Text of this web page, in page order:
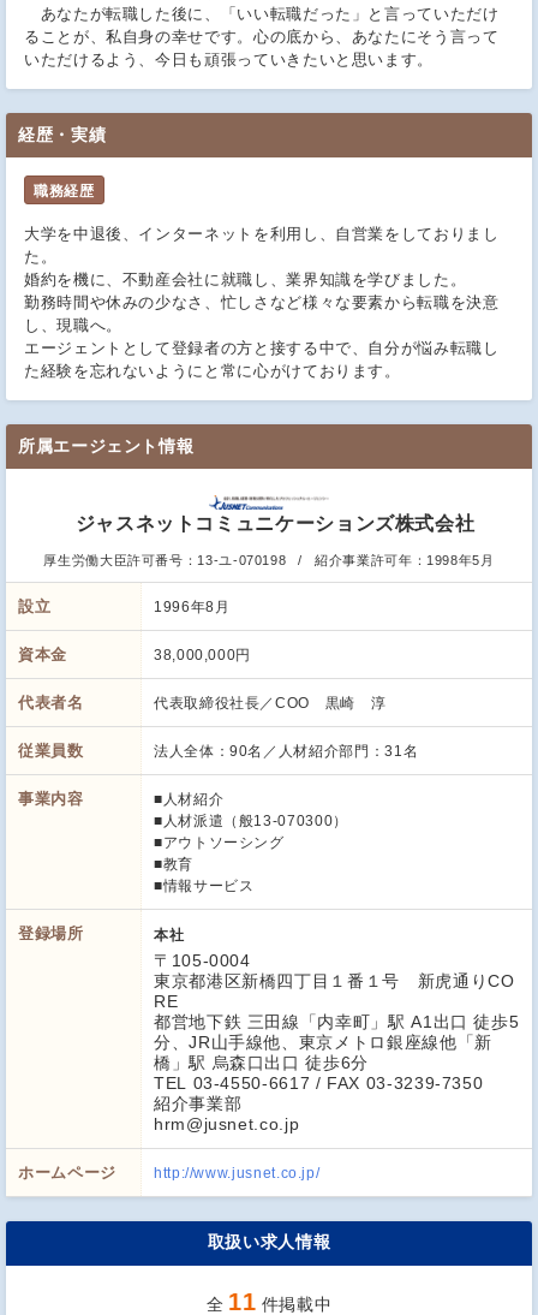
あなたが転職した後に、「いい転職だった」と言っていただけ
ることが、私自身の幸せです。心の底から、あなたにそう言って
いただけるよう、今日も頑張っていきたいと思います。
経歴・実績
職務経歴
大学を中退後、インターネットを利用し、自営業をしておりまし
た。
婚約を機に、不動産会社に就職し、業界知識を学びました。
勤務時間や休みの少なさ、忙しさなど様々な要素から転職を決意
し、現職へ。
エージェントとして登録者の方と接する中で、自分が悩み転職し
た経験を忘れないようにと常に心がけております。
所属エージェント情報
ジャスネットコミュニケーションズ株式会社
厚生労働大臣許可番号： 13-ユ-070198 紹介事業許可年： 1998年5月
設立 1996年8月
資本金 38,000,000円
代表者名 代表取締役社長／COO 黒崎 淳
従業員数 法人全体：90名／人材紹介部門：31名
事業内容
■人材紹介
■人材派遣（般13-070300）
■アウトソーシング
■教育
■情報サービス
登録場所 本社
〒105-0004
東京都港区新橋四丁目１番１号 新虎通りCO
RE
都営地下鉄 三田線「内幸町」駅 A1出口 徒歩5
分、JR山手線他、東京メトロ銀座線他「新
橋」駅 烏森口出口 徒歩6分
TEL 03-4550-6617 / FAX 03-3239-7350
紹介事業部
hrm@jusnet.co.jp
ホームページ http://www.jusnet.co.jp/
取扱い求人情報
全 11 件掲載中